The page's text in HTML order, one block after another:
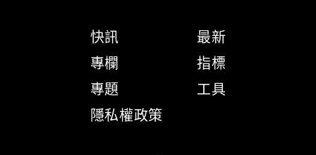
快訊
專欄
專題
隱私權政策
最新
指標
工具